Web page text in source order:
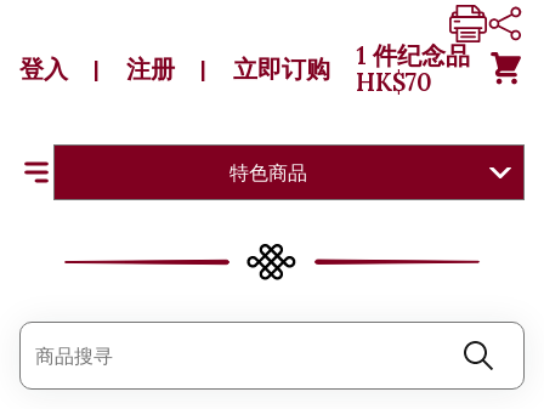
登入 | 注册 | 立即订购 1 件纪念品
HK$70
特色商品